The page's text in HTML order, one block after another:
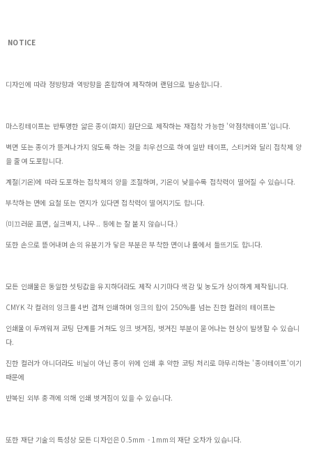
NOTICE
디자인에 따라 정방향과 역방향을 혼합하여 제작하며 랜덤으로 발송합니다.
마스킹테이프는 반투명한 얇은 종이(화지) 원단으로 제작하는 재접착 가능한 '약점착테이프'입니다.
벽면 또는 종이가 뜯겨나가지 않도록 하는 것을 최우선으로 하여 일반 테이프, 스티커와 달리 접착제 양
을 줄여 도포합니다.
계절(기온)에 따라 도포하는 접착제의 양을 조절하며, 기온이 낮을수록 접착력이 떨어질 수 있습니다.
부착하는 면에 요철 또는 먼지가 있다면 접착력이 떨어지기도 합니다.
(미끄러운 표면, 실크벽지, 나무.. 등에는 잘 붙지 않습니다.)
또한 손으로 뜯어내며 손의 유분기가 닿은 부분은 부착한 면이나 롤에서 들뜨기도 합니다.
모든 인쇄물은 동일한 셋팅값을 유지하더라도 제작 시기마다 색감 및 농도가 상이하게 제작됩니다.
CMYK 각 컬러의 잉크를 4번 겹쳐 인쇄하며 잉크의 합이 250%를 넘는 진한 컬러의 테이프는
인쇄물이 두꺼워져 코팅 단계를 거쳐도 잉크 벗겨짐, 벗겨진 부분이 묻어나는 현상이 발생할 수 있습니
다.
진한 컬러가 아니더라도 비닐이 아닌 종이 위에 인쇄 후 약한 코팅 처리로 마무리하는 '종이테이프'이기
때문에
반복된 외부 충격에 의해 인쇄 벗겨짐이 있을 수 있습니다.
또한 재단 기술의 특성상 모든 디자인은 0.5mm - 1mm의 재단 오차가 있습니다.